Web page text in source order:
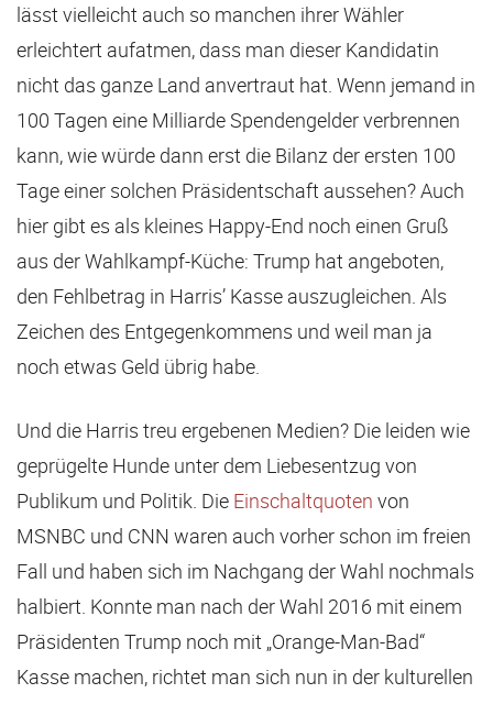
lässt vielleicht auch so manchen ihrer Wähler
erleichtert aufatmen, dass man dieser Kandidatin
nicht das ganze Land anvertraut hat. Wenn jemand in
100 Tagen eine Milliarde Spendengelder verbrennen
kann, wie würde dann erst die Bilanz der ersten 100
Tage einer solchen Präsidentschaft aussehen? Auch
hier gibt es als kleines Happy-End noch einen Gruß
aus der Wahlkampf-Küche: Trump hat angeboten,
den Fehlbetrag in Harris’ Kasse auszugleichen. Als
Zeichen des Entgegenkommens und weil man ja
noch etwas Geld übrig habe.
Und die Harris treu ergebenen Medien? Die leiden wie
geprügelte Hunde unter dem Liebesentzug von
Publikum und Politik. Die Einschaltquoten von
MSNBC und CNN waren auch vorher schon im freien
Fall und haben sich im Nachgang der Wahl nochmals
halbiert. Konnte man nach der Wahl 2016 mit einem
Präsidenten Trump noch mit „Orange-Man-Bad“
Kasse machen, richtet man sich nun in der kulturellen